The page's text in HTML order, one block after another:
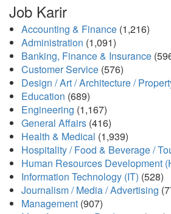
Job Karir
Accounting & Finance (1,216)
Administration (1,091)
Banking, Finance & Insurance
Customer Service (576)
Design / Art / Architecture /
Education (689)
Engineering (1,167)
General Affairs (416)
Health & Medical (1,939)
Hospitality / Food & Beverage /
Human Resources Development
Information Technology (IT) (528)
Journalism / Media / Advertising
Management (907)